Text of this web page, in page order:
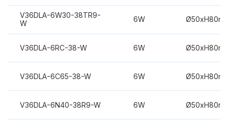
V36DLA-6W30-38TR9-
W
6W
V36DLA-6RC-38-W 6W
V36DLA-6C65-38-W 6W
V36DLA-6N40-38R9-W 6W